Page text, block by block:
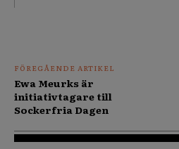
FÖREGÅENDE ARTIKEL
Ewa Meurks är
initiativtagare till
Sockerfria Dagen